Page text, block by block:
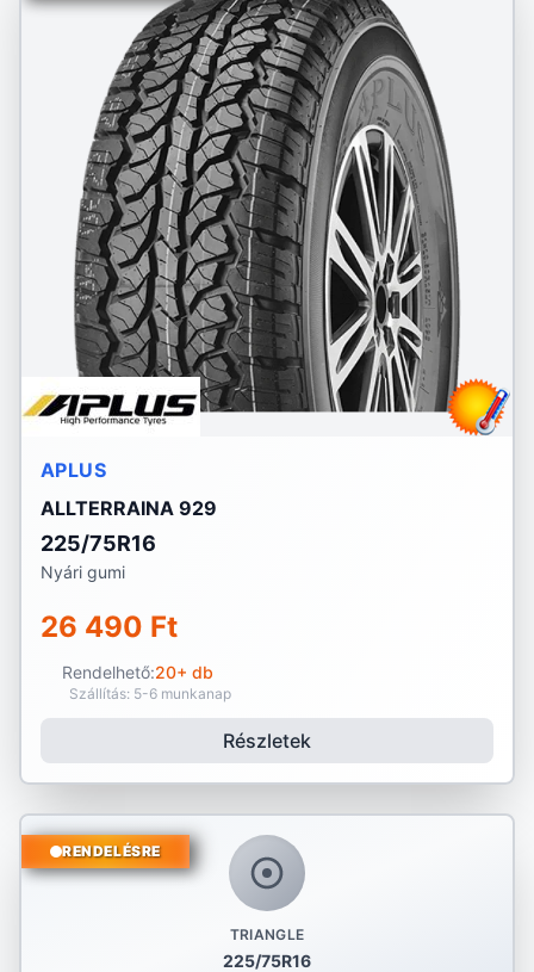
APLUS
ALLTERRAINA 929
225/75R16
Nyári gumi
26 490 Ft
Rendelhető:20+ db
Szállítás: 5-6 munkanap
Részletek
TRIANGLE
225/75R16
RENDELÉSRE